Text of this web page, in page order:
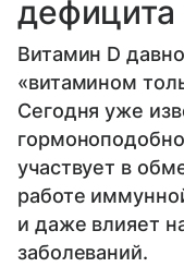
дефицита
Витамин D
«витамином
Сегодня уже
участвует в
работе
и даже влияет
заболеваний.